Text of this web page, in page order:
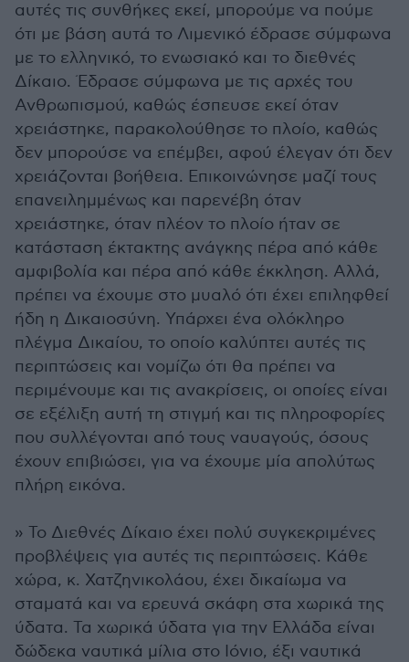
αυτές τις συνθήκες εκεί, μπορούμε να πούμε
ότι με βάση αυτά το Λιμενικό έδρασε σύμφωνα
με το ελληνικό, το ενωσιακό και το διεθνές
Δίκαιο. Έδρασε σύμφωνα με τις αρχές του
Ανθρωπισμού, καθώς έσπευσε εκεί όταν
χρειάστηκε, παρακολούθησε το πλοίο, καθώς
δεν μπορούσε να επέμβει, αφού έλεγαν ότι δεν
χρειάζονται βοήθεια. Επικοινώνησε μαζί τους
επανειλημμένως και παρενέβη όταν
χρειάστηκε, όταν πλέον το πλοίο ήταν σε
κατάσταση έκτακτης ανάγκης πέρα από κάθε
αμφιβολία και πέρα από κάθε έκκληση. Αλλά,
πρέπει να έχουμε στο μυαλό ότι έχει επιληφθεί
ήδη η Δικαιοσύνη. Υπάρχει ένα ολόκληρο
πλέγμα Δικαίου, το οποίο καλύπτει αυτές τις
περιπτώσεις και νομίζω ότι θα πρέπει να
περιμένουμε και τις ανακρίσεις, οι οποίες είναι
σε εξέλιξη αυτή τη στιγμή και τις πληροφορίες
που συλλέγονται από τους ναυαγούς, όσους
έχουν επιβιώσει, για να έχουμε μία απολύτως
πλήρη εικόνα.
» Το Διεθνές Δίκαιο έχει πολύ συγκεκριμένες
προβλέψεις για αυτές τις περιπτώσεις. Κάθε
χώρα, κ. Χατζηνικολάου, έχει δικαίωμα να
σταματά και να ερευνά σκάφη στα χωρικά της
ύδατα. Τα χωρικά ύδατα για την Ελλάδα είναι
δώδεκα ναυτικά μίλια στο Ιόνιο, έξι ναυτικά